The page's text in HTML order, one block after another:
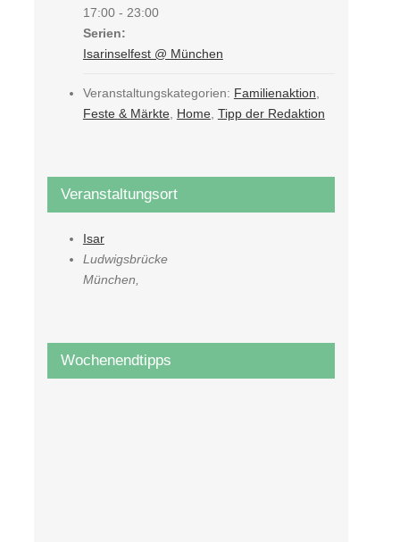
17:00 - 23:00
Serien:
Isarinselfest @ München
Veranstaltungskategorien: Familienaktion
Feste & Märkte, Home, Tipp der Redaktion
Veranstaltungsort
Isar
Ludwigsbrücke
München
Wochenendtipps